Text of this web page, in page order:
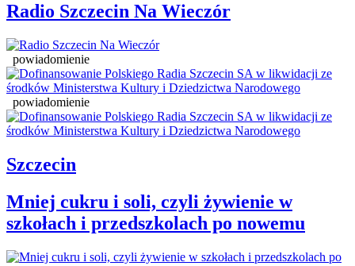
Radio Szczecin Na Wieczór
powiadomienie
powiadomienie
Szczecin
Mniej cukru i soli, czyli żywienie w
szkołach i przedszkolach po nowemu